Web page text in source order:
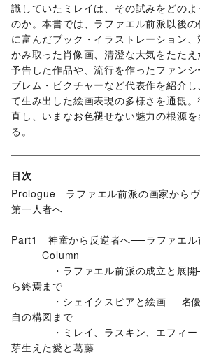
識していたミレイは、その試みをどの
のか。本書では、ラファエル前派以後
に富んだブック・イラストレーション
かみ取った肖像画、清澄な大気をたた
予告した作品や、流行を作ったファン
ブレム・ピクチャーなど代表作を紹介
て生み出した絵画表現の多様さを通観
直し、いまなお色褪せない魅力の根源
る。
目次
Prologue ラファエル前派の画家から
第一人者へ
Part1 神童から反逆者へ──ラファエル
Column
・ラファエル前派の成立と展開
ら終焉まで
・シェイクスピアと絵画──名優
自の構図まで
・ミレイ、ラスキン、エフィー
芽生えた愛と葛藤